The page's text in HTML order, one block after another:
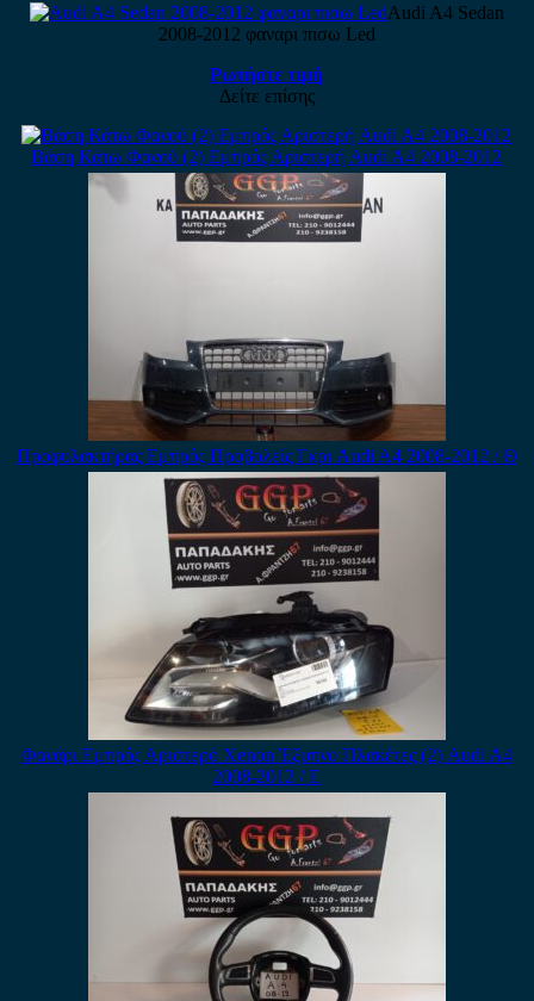
Audi A4 Sedan
2008-2012 φαναρι πισω Led
Ρωτήστε τιμή
Δείτε επίσης
Βάση Κάτω Φανού (2) Εμπρός Αριστερή Audi A4 2008-2012
Προφυλακτήρας Εμπρός Προβολείς Γκρι Audi A4 2008-2012 / Θ
Φανάρι Εμπρός Αριστερό Xenon Έξυπνο Πλακέτες (2) Audi A4
2008-2012 / Ε